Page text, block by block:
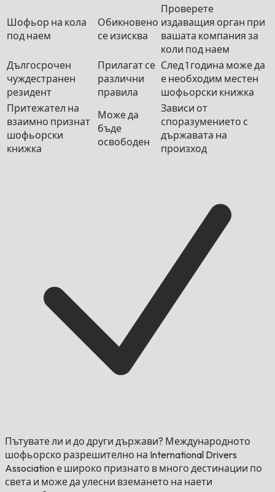
Шофьор на кола
под наем
Обикновено
се изисква
Проверете
издаващия орган при
вашата компания за
коли под наем
Дългосрочен
чуждестранен
резидент
Прилагат се
различни
правила
След 1 година може да
е необходим местен
шофьорски книжка
Притежател на
взаимно признат
шофьорски
книжка
Може да
бъде
освободен
Зависи от
споразумението с
държавата на
произход
Пътувате ли и до други държави? Международното
шофьорско разрешително на International Drivers
Association е широко признато в много дестинации по
света и може да улесни вземането на наети